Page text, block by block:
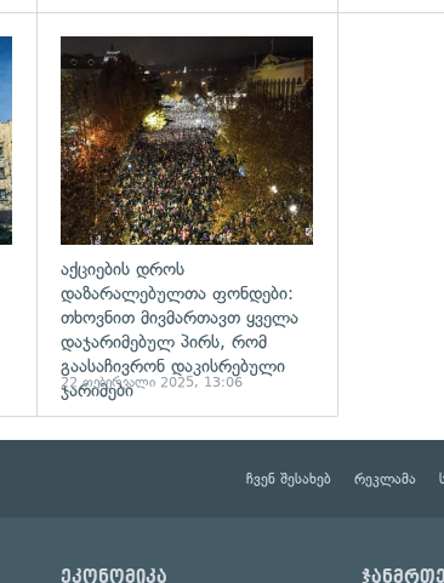
გადახედვა
აქციების დროს
დაზარალებულთა ფონდები:
თხოვნით მივმართავთ ყველა
დაჯარიმებულ პირს, რომ
გაასაჩივრონ დაკისრებული
ჯარიმები
22 თებერვალი 2025, 13:06
ჩვენ შესახებ რეკლამა
ეკონომიკა